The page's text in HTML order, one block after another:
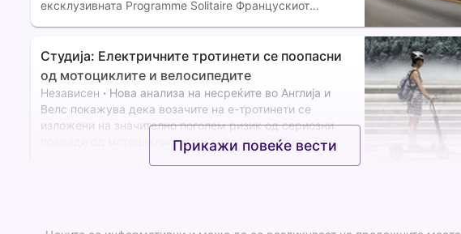
ексклузивната Programme Solitaire Францускиот
Студија: Електричните тротинети се поопасни
од мотоциклите и велосипедите
Независен · Нова анализа на несреќите во Англија и
Велс покажува дека возачите на е-тротинети се
изложени на значително поголем ризик од сериозни
повреди од мотоциклистите и велосипедистите. Тие
имаат три пати поголема веројатност да претрпат
Прикажи повеќе вести